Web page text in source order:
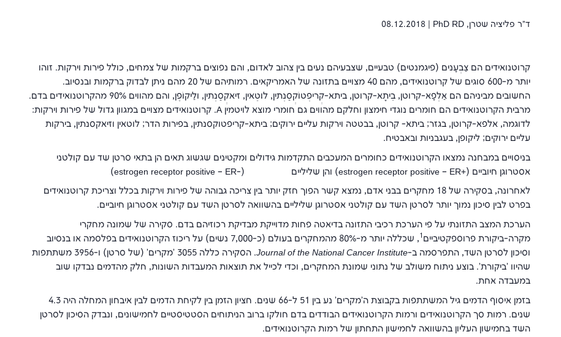
ד"ר פליציה שטרן, PhD RD | 08.12.2018
קרוטנואידים הם צַבְעָנים (פיגמנטים) טבעיים, שצבעיהם נעים בין צהוב לאדום, והם נפוצים ברקמות של צמחים, כולל פירות וירקות. זוהו
יותר מ-600 סוגים של קרוטנואידים, מהם 40 מצויים בתזונה של האמריקאים. רמותיהם של 20 מהם ניתן לבדוק ברקמות ובנסיוב.
החשובים מביניהם הם אַלְפָא-קרוטן, בֵיתָא-קרוטן, ביתא-קְריפְּטוֹקְסַנְתין, לוּטֵאין, זיאקְסַנְתין, ולַיקוֹפֶּן, והם מהווים 90% מהקרוטנואידים בדם.
מרבית הקרוטנואידים הם חומרים נוגדי חימצון וחלקם מהווים גם חומרי מוצא לויטמין A. קרוטנואידים מצויים במגוון גדול של פירות וירקות:
לדוגמה, אלפא-קרוטן, בגזר; ביתא- קרוטן, בבטטה וירקות עליים ירוקים; ביתא-קריפטוקסנתין, בפירות הדר; לוטאין וזיאקסנתין, בירקות
עליים ירוקים; ליקופן, בעגבניות ובאבטיח.
בניסויים במבחנה נמצאו הקרוטנואידים כחומרים המעכבים התקדמות גידולים ומקטינים שגשוג תאים הן בתאי סרטן שד עם קולטני
אסטרוגן חיוביים estrogen receptor positive – ER+)‎) והן שליליים estrogen receptor positive – ER-)‎)
לאחרונה, בסקירה של 18 מחקרים בבני אדם, נמצא קשר הפוך חזק יותר בין צריכה גבוהה של פירות וירקות בכלל וצריכת קרוטנואידים
בפרט לבין סיכון נמוך יותר לסרטן השד עם קולטני אסטרוגן שליליים בהשוואה לסרטן השד עם קולטני אסטרוגן חיוביים.
הערכת המצב התזונתי על פי הערכת רכיבי התזונה בדיאטה פחות מדוייקת מבדיקת רכוזיהם בדם. סקירה של שמונה מחקרי
מקרה-ביקורת פרוספקטיביים 1
, שכללה יותר מ-80% מהמחקרים בעולם (כ-7,000 נשים) על ריכוז הקרוטנואידים בפלסמה או בנסיוב
וסיכון לסרטן השד, התפרסמה ב-Journal of the National Cancer Institute
. הסקירה כללה 3055 'מקרים' (של סרטן) ו-3956 משתתפות
שהיוו 'ביקורת'. בוצע ניתוח משולב של נתוני שמונת המחקרים, וכדי לכייל את תוצאות המעבדות השונות, חלק מהדמים נבדקו שוב
במעבדה אחת.
בזמן איסוף הדמים גיל המשתתפות בקבוצת ה'מקרים' נע בין 51 ל-66 שנים. חציון הזמן בין לקיחת הדמים לבין איבחון המחלה היה 4.3
שנים. רמות סך הקרוטנואידים ורמות הקרוטנואידים הבודדים בדם חולקו ברוב הניתוחים הסטטיסטיים לחמישונים, ונבדק הסיכון לסרטן
השד בחמישון העליון בהשוואה לחמישון התחתון של רמות הקרוטנואידים.